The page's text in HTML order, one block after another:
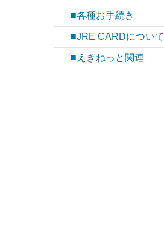
■各種お手続き
■JRE CARDについて
■えきねっと関連